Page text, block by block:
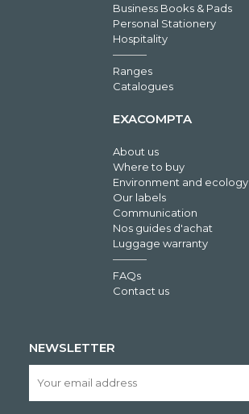
Business Books & Pads
Personal Stationery
Hospitality
Ranges
Catalogues
EXACOMPTA
About us
Where to buy
Environment and ecology
Our labels
Communication
Nos guides d'achat
Luggage warranty
FAQs
Contact us
NEWSLETTER